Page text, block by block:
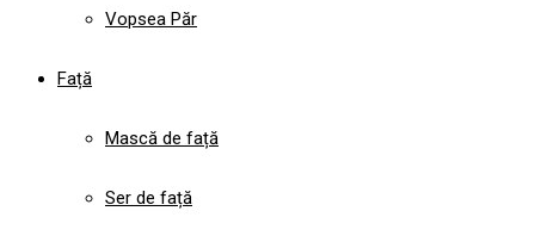
Vopsea Păr
Față
Mască de față
Ser de față